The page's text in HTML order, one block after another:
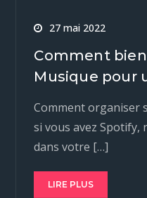
27 mai 2022
Comment
Musique pour
Comment organiser
si vous avez Spotify,
dans votre […]
LIRE PLUS